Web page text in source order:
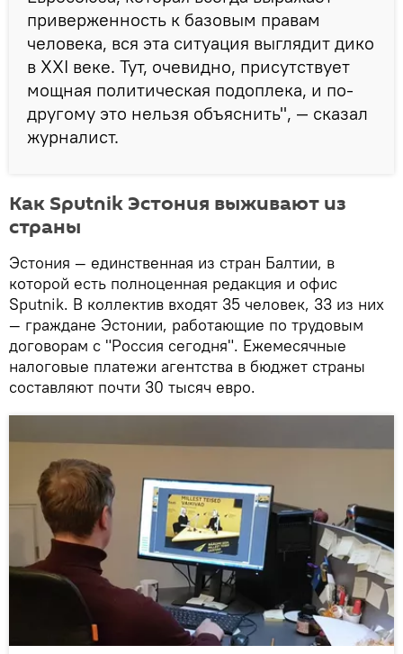
приверженность к базовым правам
человека, вся эта ситуация выглядит дико
в XXI веке. Тут, очевидно, присутствует
мощная политическая подоплека, и по-
другому это нельзя объяснить", — сказал
журналист.
Как Sputnik Эстония выживают из
страны
Эстония — единственная из стран Балтии, в
которой есть полноценная редакция и офис
Sputnik. В коллектив входят 35 человек, 33 из них
— граждане Эстонии, работающие по трудовым
договорам с "Россия сегодня". Ежемесячные
налоговые платежи агентства в бюджет страны
составляют почти 30 тысяч евро.